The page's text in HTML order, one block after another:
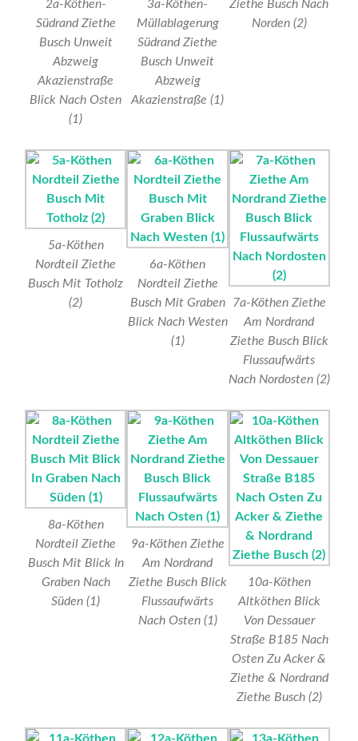
2a-Köthen-
Südrand Ziethe
Busch Unweit
Abzweig
Akazienstraße
Blick Nach Osten
(1)
3a-Köthen-
Müllablagerung
Südrand Ziethe
Busch Unweit
Abzweig
Akazienstraße (1)
Ziethe Busch Nach
Norden (2)
5a-Köthen
Nordteil Ziethe
Busch Mit Totholz
(2)
6a-Köthen
Nordteil Ziethe
Busch Mit Graben
Blick Nach Westen
(1)
7a-Köthen Ziethe
Am Nordrand
Ziethe Busch Blick
Flussaufwärts
Nach Nordosten (2)
8a-Köthen
Nordteil Ziethe
Busch Mit Blick In
Graben Nach
Süden (1)
9a-Köthen Ziethe
Am Nordrand
Ziethe Busch Blick
Flussaufwärts
Nach Osten (1)
10a-Köthen
Altköthen Blick
Von Dessauer
Straße B185 Nach
Osten Zu Acker &
Ziethe & Nordrand
Ziethe Busch (2)